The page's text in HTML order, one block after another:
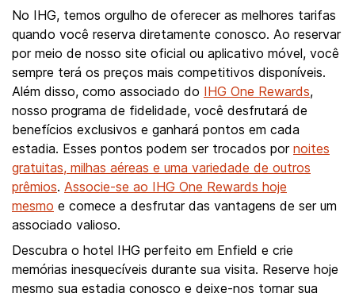
No IHG, temos orgulho de oferecer as melhores tarifas
quando você reserva diretamente conosco. Ao reservar
por meio de nosso site oficial ou aplicativo móvel, você
sempre terá os preços mais competitivos disponíveis.
Além disso, como associado do IHG One Rewards,
nosso programa de fidelidade, você desfrutará de
benefícios exclusivos e ganhará pontos em cada
estadia. Esses pontos podem ser trocados por noites
gratuitas, milhas aéreas e uma variedade de outros
prêmios. Associe-se ao IHG One Rewards hoje
mesmo e comece a desfrutar das vantagens de ser um
associado valioso.
Descubra o hotel IHG perfeito em Enfield e crie
memórias inesquecíveis durante sua visita. Reserve hoje
mesmo sua estadia conosco e deixe-nos tornar sua